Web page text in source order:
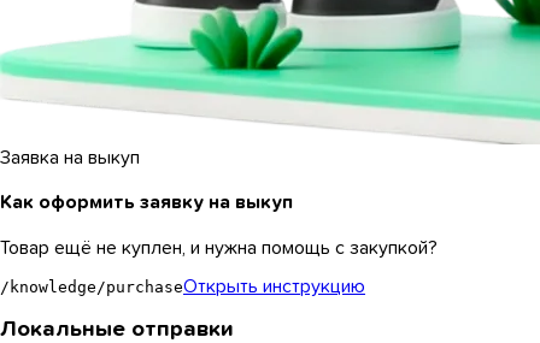
Заявка на выкуп
Как оформить заявку на выкуп
Товар ещё не куплен, и нужна помощь с закупкой?
/knowledge/purchaseОткрыть инструкцию
Локальные отправки